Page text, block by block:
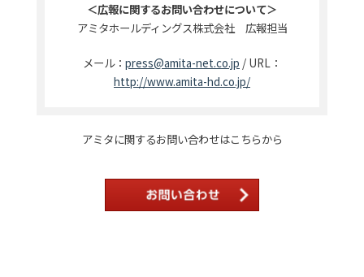
＜広報に関するお問い合わせについて＞
アミタホールディングス株式会社 広報担当
メール： press@amita-net.co.jp / URL：
http://www.amita-hd.co.jp/
アミタに関するお問い合わせはこちらから